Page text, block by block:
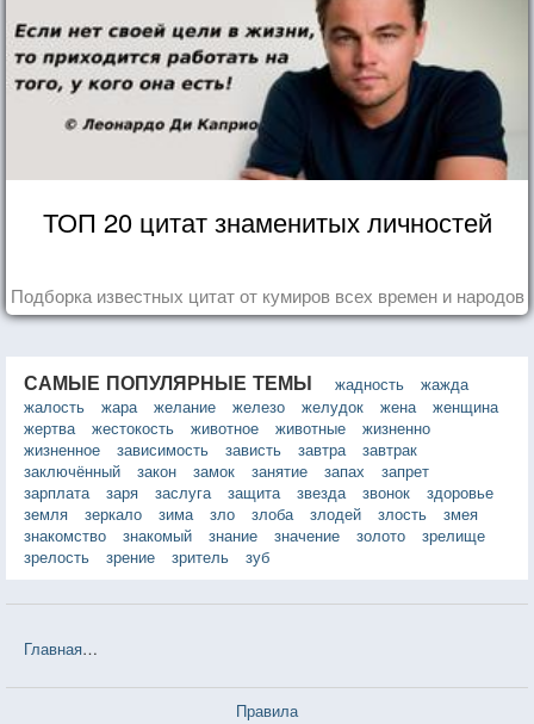
ТОП 20 цитат знаменитых личностей
Подборка известных цитат от кумиров всех времен и народов
САМЫЕ ПОПУЛЯРНЫЕ ТЕМЫ жадность
жажда
жалость
жара желание железо желудок жена
женщина
жертва
жестокость животное животные
жизненно
жизненное
зависимость зависть завтра
завтрак
заключённый
закон замок занятие запах
запрет
зарплата
заря заслуга защита звезда звонок
здоровье
земля
зеркало зима зло злоба злодей злость
змея
знакомство
знакомый знание значение золото
зрелище
зрелость
зрение зритель зуб
Главная
Правила